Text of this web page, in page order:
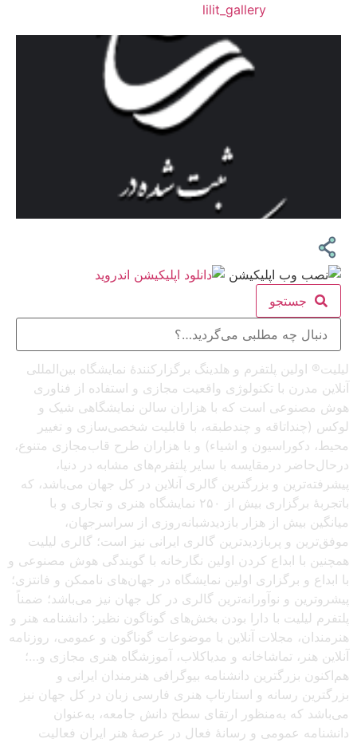
lilit_gallery
جستجو
لیلیت® اولین پلتفرم و هلدینگ برگزارکنندهٔ نمایشگاه بین‌المللی
آنلاین مدرن با تکنولوژی واقعیت مجازی و استفاده از فناوری
هوش مصنوعی است که با هزاران سالن نمایشگاهی شیک و
لوکس (چنداتاقه و چندطبقه، با قابلیت شخصی‌سازی و تغییر
محیط، دکوراسیون و اشیاء) و با هزاران طرح قاب‌مجازی متنوع،
درحال‌حاضر درمقایسه با سایر پلتفرم‌های مشابه در دنیا،
پیشرفته‌ترین و بزرگترین گالری آنلاین در کل جهان می‌باشد، که
باتجربهٔ برگزاری بیش از ۲۵۰ نمایشگاه هنری و تجاری و با
میانگین بیش از هزار بازدیدشبانه‌روزی از سراسرجهان،
موفق‌ترین و پربازدیدترین گالری ایرانی نیز است؛ گالری لیلیت
همچنین با ابداع کردن اولین نگارخانه با گویندگی هوش مصنوعی و
با ابداع و برگزاری اولین نمایشگاه در جهان‌های ناممکن و فانتزی؛
پیشروترین و نوآورانه‌ترین گالری در کل جهان نیز می‌باشد؛ ضمناً
پلتفرم لیلیت با دارا بودن بخش‌های گوناگون نظیر: دانشنامه هنر و
هنرمندان، مجلات آنلاین با موضوعات گوناگون و عمومی، روزنامه
آنلاین هنر، تماشاخانه و مدیاکلاب، آموزشگاه هنری مجازی و…؛
هم‌اکنون بزرگترین دانشنامه بیوگرافی هنرمندان ایرانی و
بزرگترین رسانه و استارتاپ هنری فارسی زبان در کل جهان نیز
می‌باشد که به‌منظور ارتقای سطح دانش جامعه، به‌عنوان
دانشنامه عمومی و رسانهٔ فعال در عرصهٔ هنر ایران فعالیت